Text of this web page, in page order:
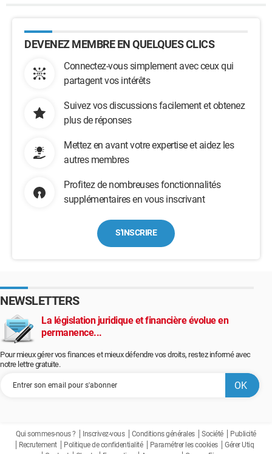
DEVENEZ MEMBRE EN QUELQUES CLICS
Connectez-vous simplement avec ceux qui
partagent vos intérêts
Suivez vos discussions facilement et obtenez
plus de réponses
Mettez en avant votre expertise et aidez les
autres membres
Profitez de nombreuses fonctionnalités
supplémentaires en vous inscrivant
S'INSCRIRE
NEWSLETTERS
La législation juridique et financière évolue en
permanence...
Pour mieux gérer vos finances et mieux défendre vos droits, restez informé avec
notre lettre gratuite.
Qui sommes-nous ? Inscrivez-vous Conditions générales Société
Publicité
Recrutement
Politique de confidentialité Paramétrer les cookies
Gérer Utiq